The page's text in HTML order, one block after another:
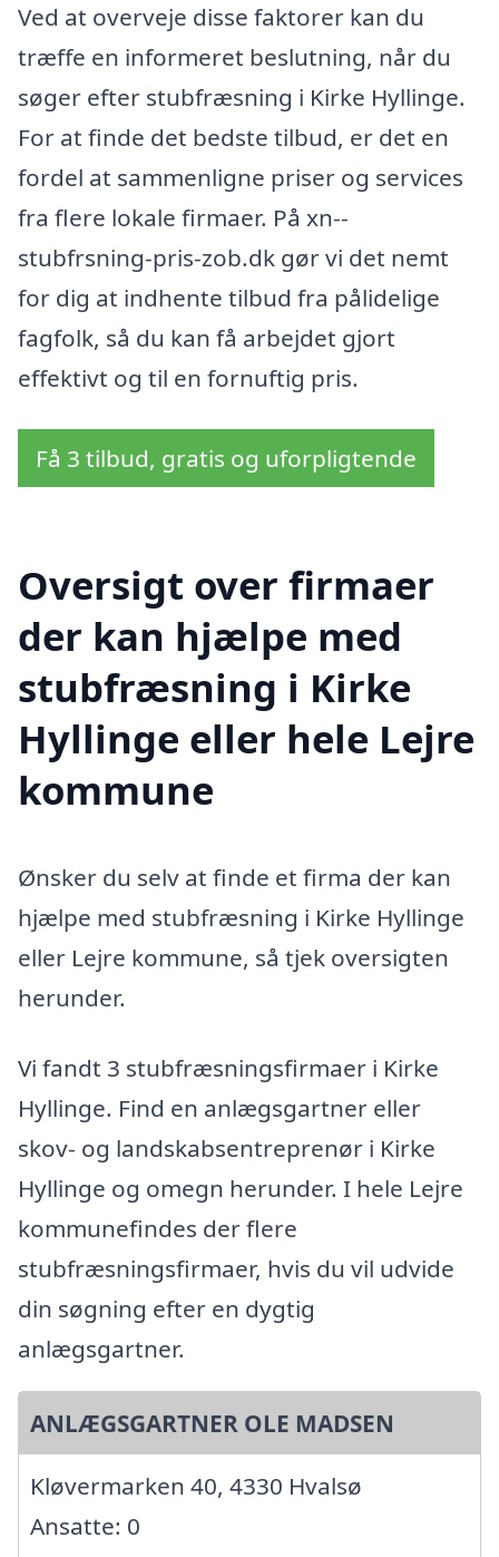
Ved at overveje disse faktorer kan du
træffe en informeret beslutning, når du
søger efter stubfræsning i Kirke Hyllinge.
For at finde det bedste tilbud, er det en
fordel at sammenligne priser og services
fra flere lokale firmaer. På xn--
stubfrsning-pris-zob.dk gør vi det nemt
for dig at indhente tilbud fra pålidelige
fagfolk, så du kan få arbejdet gjort
effektivt og til en fornuftig pris.
Få 3 tilbud, gratis og uforpligtende
Oversigt over firmaer
der kan hjælpe med
stubfræsning i Kirke
Hyllinge eller hele Lejre
kommune
Ønsker du selv at finde et firma der kan
hjælpe med stubfræsning i Kirke Hyllinge
eller Lejre kommune, så tjek oversigten
herunder.
Vi fandt 3 stubfræsningsfirmaer i Kirke
Hyllinge. Find en anlægsgartner eller
skov- og landskabsentreprenør i Kirke
Hyllinge og omegn herunder. I hele Lejre
kommunefindes der flere
stubfræsningsfirmaer, hvis du vil udvide
din søgning efter en dygtig
anlægsgartner.
ANLÆGSGARTNER OLE MADSEN
Kløvermarken 40, 4330 Hvalsø
Ansatte: 0